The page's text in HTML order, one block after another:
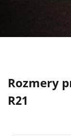
Rozmery
R21